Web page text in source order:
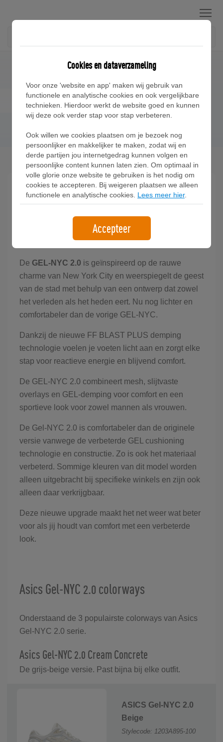
Menu
Asics GEL-NYC 2.0
Home Blog Asics GEL-NYC 2.0
Asics heeft de GEL-NYC 2.0 zojuist gereleased.
Ontdek hier deze nieuwe upgrade sneaker.
Verbeterde GEL-NYC 2.0
De GEL-NYC 2.0 is geïnspireerd op de rauwe
charme van New York City en weerspiegelt de geest
van de stad met behulp van een ontwerp dat zowel
het verleden als het heden eert. Nu nog lichter en
comfortabeler dan de vorige GEL-NYC.
Dankzij de nieuwe FF BLAST PLUS demping
technologie voelen je voeten licht aan en zorgt elke
stap voor reactieve energie en blijvend comfort.
De GEL-NYC 2.0 combineert mesh, slijtvaste
overlays en GEL-demping voor comfort en een
sportieve look voor zowel mannen als vrouwen.
De Gel-NYC 2.0 is comfortabeler dan de originele
versie vanwege de verbeterde GEL cushioning
technologie en constructie. Zo is ook het materiaal
verbeterd. Sommige kleuren van dit model worden
alleen uitgebracht bij specifieke winkels en zijn ook
alleen daar verkrijgbaar.
Deze nieuwe upgrade maakt het net weer wat beter
voor als jij houdt van comfort met een verbeterde
look.
Asics Gel-NYC 2.0 colorways
Onderstaand de 3 populairste colorways van Asics
Gel-NYC 2.0 serie.
Asics Gel-NYC 2.0 Cream Concrete
De grijs-beige versie. Past bijna bij elke outfit.
ASICS Gel-NYC 2.0
Beige
Stylecode: 1203A895-100
Cookies en dataverzameling
Voor onze 'website en app' maken wij gebruik van
functionele en analytische cookies en ook vergelijkbare
technieken. Hierdoor werkt de website goed en kunnen
wij deze ook verder stap voor stap verbeteren.
Ook willen we cookies plaatsen om je bezoek nog
persoonlijker en makkelijker te maken, zodat wij en
derde partijen jou internetgedrag kunnen volgen en
persoonlijke content kunnen laten zien. Om optimaal in
volle glorie onze website te gebruiken is het nodig om
cookies te accepteren. Bij weigeren plaatsen we alleen
functionele en analytische cookies. Lees meer hier.
Accepteer